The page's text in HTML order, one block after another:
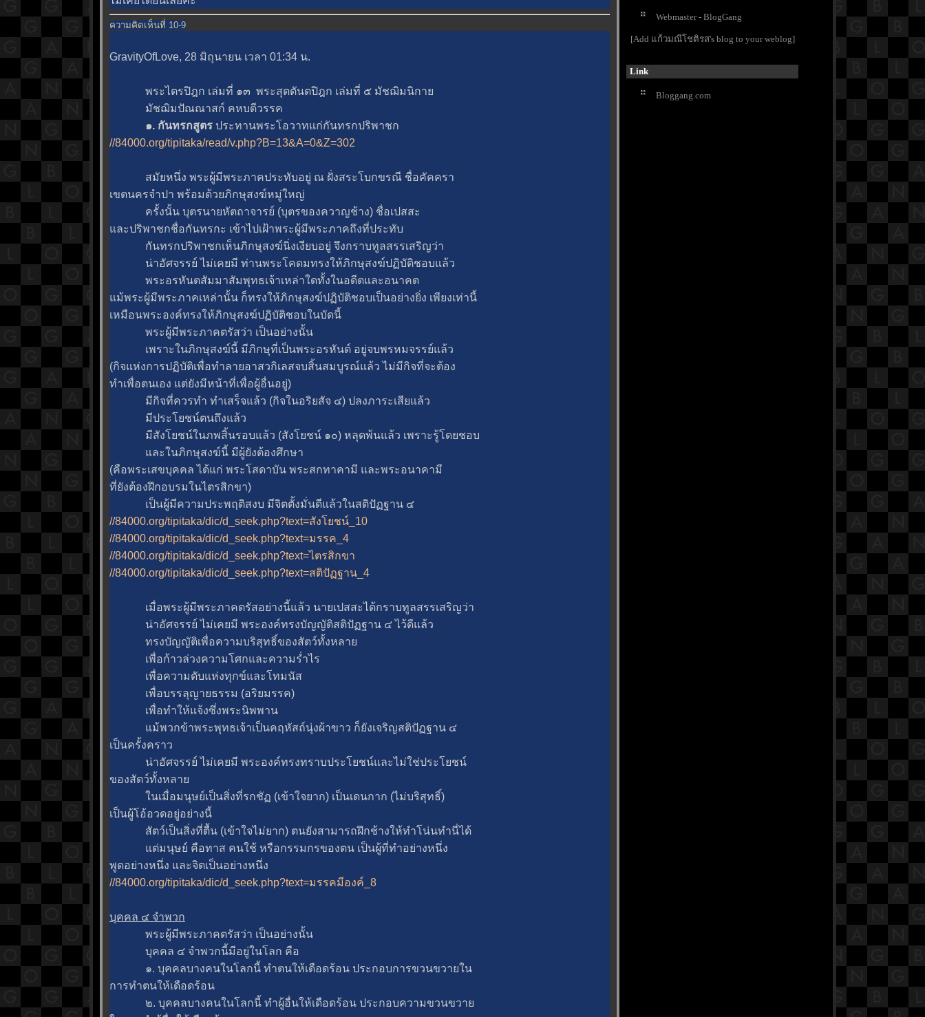
ความคิดเห็นที่ 10-9
GravityOfLove, 28 มิถุนายน เวลา 01:34 น.
พระไตรปิฎก เล่มที่ ๑๓ พระสุตตันตปิฎก เล่มที่ ๕ มัชฌิมนิกา
มัชฌิมปัณณาสก์ คหบดีวรรค
๑. กันทรกสูตร ประทานพระโอวาทแก่กันทรกปริพาชก
//84000.org/tipitaka/read/v.php?B=13&A=0&Z=302
สมัยหนึ่ง พระผู้มีพระภาคประทับอยู่ ณ ฝั่งสระโบกขรณี ชื่อคัคครา
เขตนครจำปา พร้อมด้วยภิกษุสงฆ์หมู่ใหญ่
ครั้งนั้น บุตรนายหัตถาจารย์ (บุตรของควาญช้าง) ชื่อเปสสะ
ละปริพาชกชื่อกันทรกะ เข้าไปเฝ้าพระผู้มีพระภาคถึงที่ประทับ
กันทรกปริพาชกเห็นภิกษุสงฆ์นิ่งเงียบอยู่ จึงกราบทูลสรรเสริญว่า
น่าอัศจรรย์ ไม่เคยมี ท่านพระโคดมทรงให้ภิกษุสงฆ์ปฏิบัติชอบแล้ว
พระอรหันตสัมมาสัมพุทธเจ้าเหล่าใดทั้งในอดีตและอนาคต
ม้พระผู้มีพระภาคเหล่านั้น ก็ทรงให้ภิกษุสงฆ์ปฏิบัติชอบเป็นอย่างยิ่ง เพียงเท่านี้
เหมือนพระองค์ทรงให้ภิกษุสงฆ์ปฏิบัติชอบในบัดนี้
พระผู้มีพระภาคตรัสว่า เป็นอย่างนั้น
เพราะในภิกษุสงฆ์นี้ มีภิกษุที่เป็นพระอรหันต์ อยู่จบพรหมจรรย์แล้ว
(กิจแห่งการปฏิบัติเพื่อทำลายอาสวกิเลสจบสิ้นสมบูรณ์แล้ว ไม่มีกิจที่จะต้อง
ทำเพื่อตนเอง แต่ยังมีหน้าที่เพื่อผู้อื่นอยู่)
มีกิจที่ควรทำ ทำเสร็จแล้ว (กิจในอริยสัจ ๔) ปลงภาระเสียแล้ว
มีประโยชน์ตนถึงแล้ว
มีสังโยชน์ในภพสิ้นรอบแล้ว (สังโยชน์ ๑๐) หลุดพ้นแล้ว เพราะรู้โดยชอบ
ละในภิกษุสงฆ์นี้ มีผู้ยังต้องศึกษา
(คือพระเสขบุคคล ได้แก่ พระโสดาบัน พระสกทาคามี และพระอนาคามี
ที่ยังต้องฝึกอบรมในไตรสิกขา)
เป็นผู้มีความประพฤติสงบ มีจิตตั้งมั่นดีแล้วในสติปัฏฐาน ๔
//84000.org/tipitaka/dic/d_seek.php?text=สังโยชน์_10
//84000.org/tipitaka/dic/d_seek.php?text=มรรค_4
//84000.org/tipitaka/dic/d_seek.php?text=ไตรสิกขา
//84000.org/tipitaka/dic/d_seek.php?text=สติปัฏฐาน_4
เมื่อพระผู้มีพระภาคตรัสอย่างนี้แล้ว นายเปสสะได้กราบทูลสรรเสริญว่า
น่าอัศจรรย์ ไม่เคยมี พระองค์ทรงบัญญัติสติปัฏฐาน ๔ ไว้ดีแล้ว
ทรงบัญญัติเพื่อความบริสุทธิ์ของสัตว์ทั้งหลา
เพื่อก้าวล่วงความโศกและความร่ำไร
เพื่อความดับแห่งทุกข์และโทมนัส
เพื่อบรรลุญายธรรม (อริยมรรค)
เพื่อทำให้แจ้งซึ่งพระนิพพาน
ม้พวกข้าพระพุทธเจ้าเป็นคฤหัสถ์นุ่งผ้าขาว ก็ยังเจริญสติปัฏฐาน ๔
เป็นครั้งคราว
น่าอัศจรรย์ ไม่เคยมี พระองค์ทรงทราบประโยชน์และไม่ใช่ประโยชน์
ของสัตว์ทั้งหลา
นเมื่อมนุษย์เป็นสิ่งที่รกชัฏ (เข้าใจยาก) เป็นเดนกาก (ไม่บริสุทธิ์)
เป็นผู้โอ้อวดอยู่อย่างนี้
สัตว์เป็นสิ่งที่ตื้น (เข้าใจไม่ยาก) ตนยังสามารถฝึกช้างให้ทำโน่นทำนี่ได้
ต่มนุษย์ คือทาส คนใช้ หรือกรรมกรของตน เป็นผู้ที่ทำอย่างหนึ่ง
พูดอย่างหนึ่ง และจิตเป็นอย่างหนึ่ง
//84000.org/tipitaka/dic/d_seek.php?text=มรรคมีองค์_8
บุคคล ๔ จำพวก
พระผู้มีพระภาคตรัสว่า เป็นอย่างนั้น
บุคคล ๔ จำพวกนี้มีอยู่ในโลก คือ
๑. บุคคลบางคนในโลกนี้ ทำตนให้เดือดร้อน ประกอบการขวนขวายใน
การทำตนให้เดือดร้อน
๒. บุคคลบางคนในโลกนี้ ทำผู้อื่นให้เดือดร้อน ประกอบความขวนขวา
17.11 พระสูตรหลักถัดไป คือมหา
ตัณหาสังขยสูตร
ตัณหาสังขยสูตร
17.9 พระสูตรหลักถัดไป คือมหา
ตัณหาสังขยสูตร
Webmaster - BlogGang
[Add แก้วมณีโชติรส's blog to your weblog]
Link
Bloggang.com